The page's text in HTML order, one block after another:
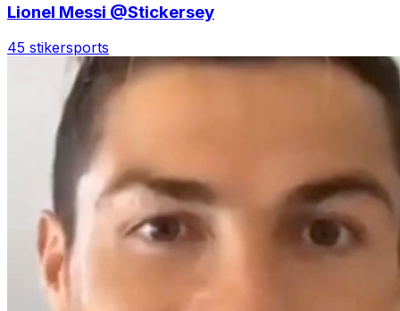
Lionel Messi @Stickersey
45 stikersports